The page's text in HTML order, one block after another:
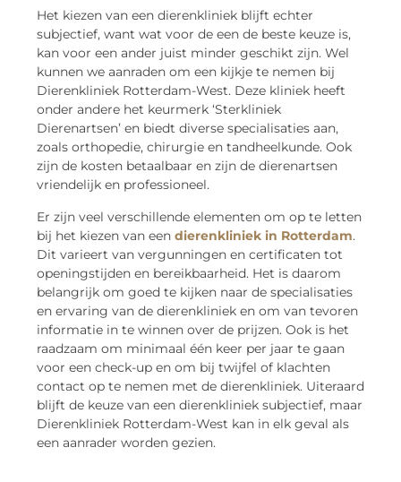
Het kiezen van een dierenkliniek blijft echter
subjectief, want wat voor de een de beste keuze is,
kan voor een ander juist minder geschikt zijn. Wel
kunnen we aanraden om een kijkje te nemen bij
Dierenkliniek Rotterdam-West. Deze kliniek heeft
onder andere het keurmerk ‘Sterkliniek
Dierenartsen’ en biedt diverse specialisaties aan,
zoals orthopedie, chirurgie en tandheelkunde. Ook
zijn de kosten betaalbaar en zijn de dierenartsen
vriendelijk en professioneel.
Er zijn veel verschillende elementen om op te letten
bij het kiezen van een dierenkliniek in Rotterdam.
Dit varieert van vergunningen en certificaten tot
openingstijden en bereikbaarheid. Het is daarom
belangrijk om goed te kijken naar de specialisaties
en ervaring van de dierenkliniek en om van tevoren
informatie in te winnen over de prijzen. Ook is het
raadzaam om minimaal één keer per jaar te gaan
voor een check-up en om bij twijfel of klachten
contact op te nemen met de dierenkliniek. Uiteraard
blijft de keuze van een dierenkliniek subjectief, maar
Dierenkliniek Rotterdam-West kan in elk geval als
een aanrader worden gezien.